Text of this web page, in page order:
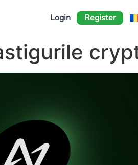
Login Register